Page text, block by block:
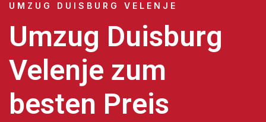
UMZUG DUISBURG VELENJE
Umzug Duisburg
Velenje zum
besten Preis